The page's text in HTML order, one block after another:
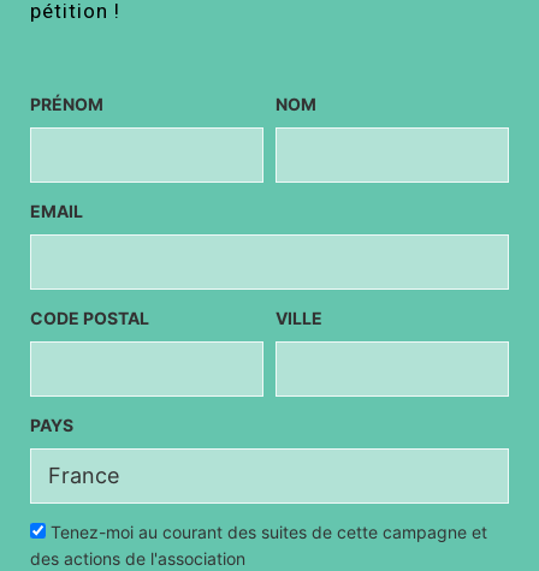
pétition !
PRÉNOM NOM
EMAIL
CODE POSTAL VILLE
PAYS
Tenez-moi au courant des suites de cette campagne et
des actions de l'association